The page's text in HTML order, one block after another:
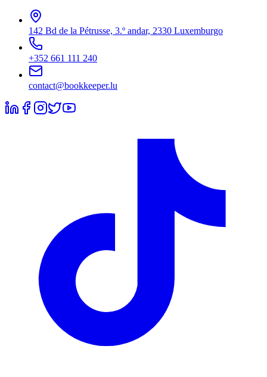
142 Bd de la Pétrusse, 3.º andar, 2330 Luxemburgo
+352 661 111 240
contact@bookkeeper.lu